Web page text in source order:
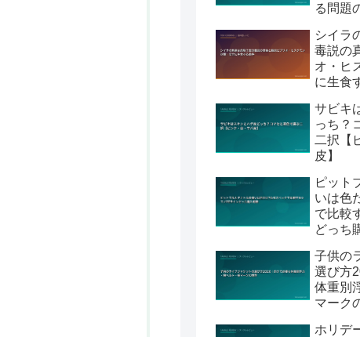
る問題
シイラ
毒説の
オ・ヒ
に生食
サビキ
っち？
二択【
皮】
ピット
いは色
で比較
どっち
子供の
選び方
体重別
マーク
ホリデ